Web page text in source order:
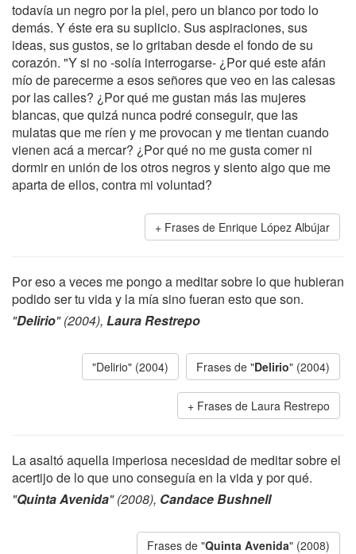
todavía un negro por la piel, pero un blanco por todo lo
demás. Y éste era su suplicio. Sus aspiraciones, sus
ideas, sus gustos, se lo gritaban desde el fondo de su
corazón. "Y si no -solía interrogarse- ¿Por qué este afán
mío de parecerme a esos señores que veo en las calesas
por las calles? ¿Por qué me gustan más las mujeres
blancas, que quizá nunca podré conseguir, que las
mulatas que me ríen y me provocan y me tientan cuando
vienen acá a mercar? ¿Por qué no me gusta comer ni
dormir en unión de los otros negros y siento algo que me
aparta de ellos, contra mi voluntad?
Frases de Enrique López Albújar
Por eso a veces me pongo a meditar sobre lo que hubieran
podido ser tu vida y la mía sino fueran esto que son.
"Delirio" (2004), Laura Restrepo
"Delirio" (2004) Frases de "Delirio" (2004)
Frases de Laura Restrepo
La asaltó aquella imperiosa necesidad de meditar sobre el
acertijo de lo que uno conseguía en la vida y por qué.
"Quinta Avenida" (2008), Candace Bushnell
Frases de "Quinta Avenida" (2008)